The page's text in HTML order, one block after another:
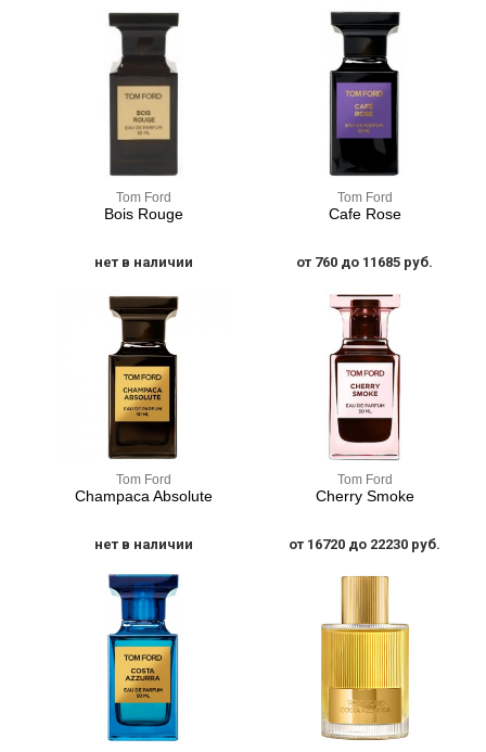
Tom Ford
Bois Rouge
нет в наличии
Tom Ford
Cafe Rose
от 760 до 11685 руб.
Tom Ford
Champaca Absolute
нет в наличии
Tom Ford
Cherry Smoke
от 16720 до 22230 руб.